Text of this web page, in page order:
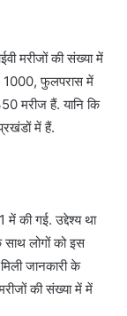
मरीजों की संख्या में
1000, फुलपरास में
मरीज हैं. यानि कि
में हैं.
की गई. उद्देश्य था
साथ लोगों को इस
जानकारी के
की संख्या में में